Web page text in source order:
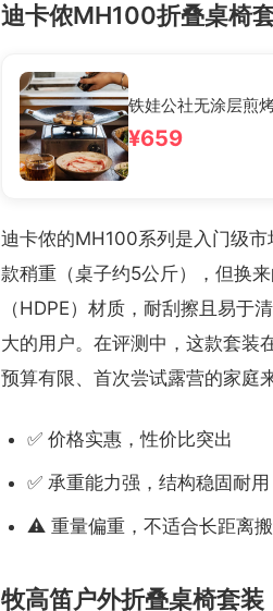
迪卡侬MH100折叠桌椅
铁娃公社无涂层煎
¥659
迪卡侬的MH100系列是入门级
款稍重（桌子约5公斤），但换
（HDPE）材质，耐刮擦且易于
大的用户。在评测中，这款套装
预算有限、首次尝试露营的家庭
✅ 价格实惠，性价比突出
✅ 承重能力强，结构稳固耐用
⚠️ 重量偏重，不适合长距离
牧高笛户外折叠桌椅套装